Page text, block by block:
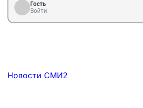
Гость
Войти
Новости СМИ2